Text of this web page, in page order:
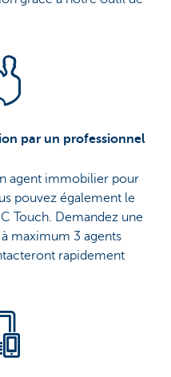
par un professionnel
agent immobilier pour
pouvez également le
Touch. Demandez une
maximum 3 agents
rapidement